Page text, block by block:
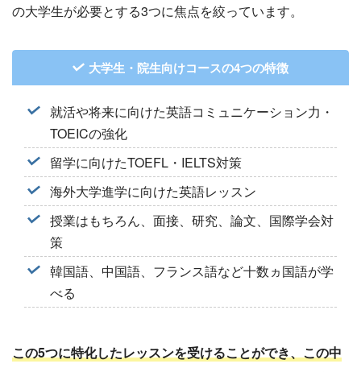
の大学生が必要とする3つに焦点を絞っています。
大学生・院生向けコースの4つの特徴
就活や将来に向けた英語コミュニケーション力・
TOEICの強化
留学に向けたTOEFL・IELTS対策
海外大学進学に向けた英語レッスン
授業はもちろん、面接、研究、論文、国際学会対
策
韓国語、中国語、フランス語など十数ヵ国語が学
べる
この5つに特化したレッスンを受けることができ、この中